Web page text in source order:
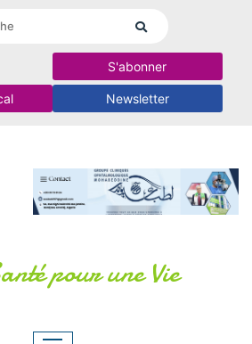
S'abonner
Newsletter
pour une Vie